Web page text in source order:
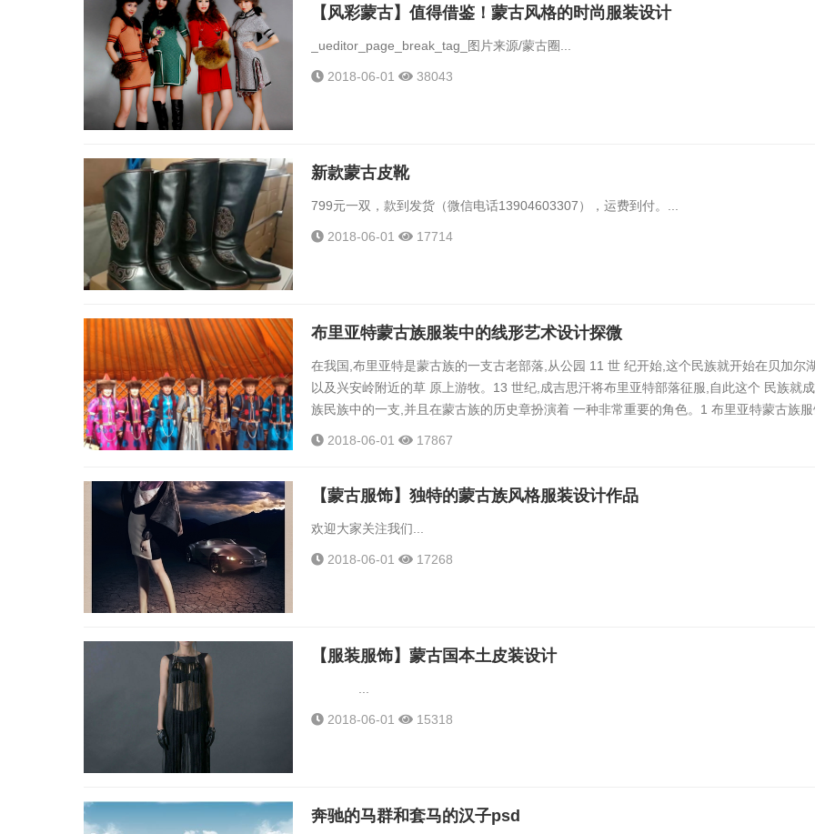
【风彩蒙古】值得借鉴！蒙古风格的时尚服装设计
_ueditor_page_break_tag_图片来源/蒙古圈...
2018-06-01 38043
新款蒙古皮靴
799元一双，款到发货（微信电话13904603307），运费到付。...
2018-06-01 17714
布里亚特蒙古族服装中的线形艺术设计探微
在我国,布里亚特是蒙古族的一支古老部落,从公园 11 世 纪开始,这个民族就开始在贝加尔
以及兴安岭附近的草 原上游牧。13 世纪,成吉思汗将布里亚特部落征服,自此这个 民族就
族民族中的一支,并且在蒙古族的历史章扮演着 一种非常重要的角色。1 布里亚特蒙古族服
的线形特点1.1 服装造型线和分割线服装造型线也就是服装外形线,或者也可以说是服装外
2018-06-01 17867
【蒙古服饰】独特的蒙古族风格服装设计作品
欢迎大家关注我们...
2018-06-01 17268
【服装服饰】蒙古国本土皮装设计
2018-06-01 15318
奔驰的马群和套马的汉子psd